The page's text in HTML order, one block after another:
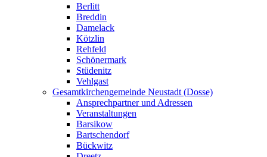
Berlitt
Breddin
Damelack
Kötzlin
Rehfeld
Schönermark
Stüdenitz
Vehlgast
Gesamtkirchengemeinde Neustadt (Dosse)
Ansprechpartner und Adressen
Veranstaltungen
Barsikow
Bartschendorf
Bückwitz